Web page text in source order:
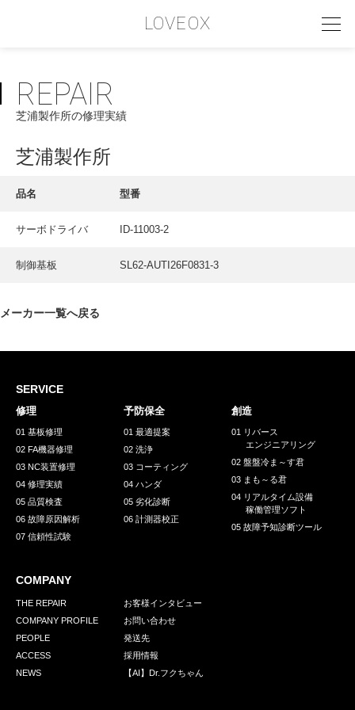
LOVEOX
PHILOSOPHY
フィロソフィー
COMPANY PROFILE
INTERVIEW
GREEN CHALLENGE
環境への取り組み
お問い合わせ 発送先
REPAIR
芝浦製作所の修理実績
芝浦製作所
品名 型番
サーボドライバ ID-11003-2
制御基板 SL62-AUTI26F0831-3
メーカー一覧へ戻る
SERVICE
修理
01 基板修理
02 FA機器修理
03 NC装置修理
04 修理実績
05 品質検査
06 故障原因解析
07 信頼性試験
予防保全
01 最適提案
02 洗浄
03 コーティング
04 ハンダ
05 劣化診断
06 計測器校正
創造
01 リバース
エンジニアリング
02 盤盤冷ま～す君
03 まも～る君
04 リアルタイム設備
稼働管理ソフト
05 故障予知診断ツール
COMPANY
THE REPAIR
COMPANY PROFILE
PEOPLE
ACCESS
NEWS
お客様インタビュー
お問い合わせ
発送先
採用情報
【AI】Dr.フクちゃん